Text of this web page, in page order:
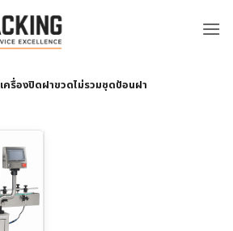
เครื่องปิดฝาขวดไม่รวมชุดป้อนฝา